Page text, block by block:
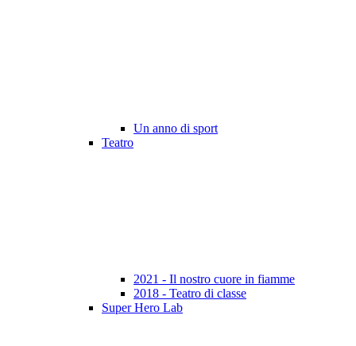
Un anno di sport
Teatro
2021 - Il nostro cuore in fiamme
2018 - Teatro di classe
Super Hero Lab